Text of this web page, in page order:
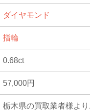
ダイヤモンド
指輪
0.68ct
57,000円
栃木県の買取業者様よ